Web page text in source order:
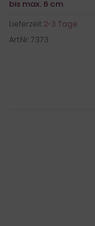
bis max. 6 cm
Lieferzeit:2-3 Tage
Art.Nr: 7373